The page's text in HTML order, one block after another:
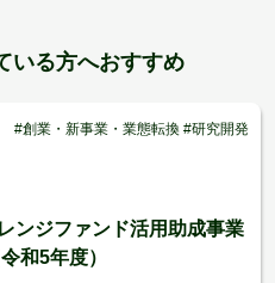
いる方へおすすめ
#創業・新事業・業態転換 #研究開発
ンジファンド活用助成事業
和5年度）